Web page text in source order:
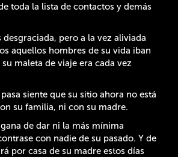
toda la lista de contactos y demás
desgraciada, pero a la vez aliviada
aquellos hombres de su vida iban
maleta de viaje era cada vez
siente que su sitio ahora no está
su familia, ni con su madre.
de dar ni la más mínima
con nadie de su pasado. Y de
por casa de su madre estos días